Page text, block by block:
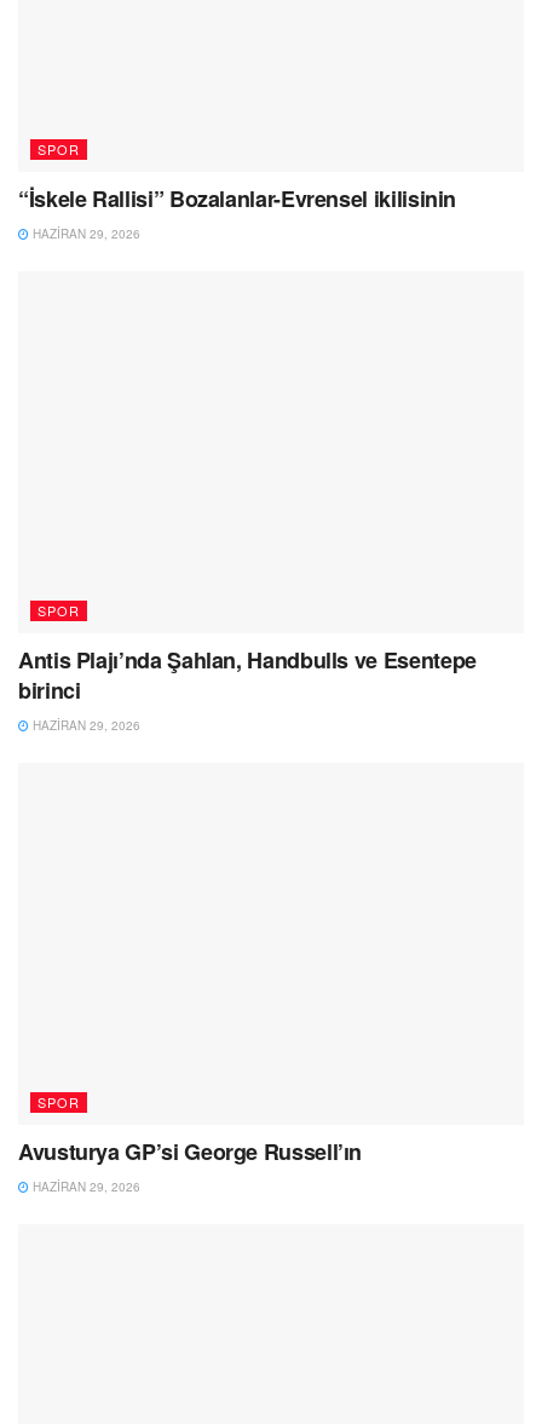
SPOR
“İskele Rallisi” Bozalanlar-Evrensel ikilisinin
HAZIRAN 29, 2026
SPOR
Antis Plajı’nda Şahlan, Handbulls ve Esentepe
birinci
HAZIRAN 29, 2026
SPOR
Avusturya GP’si George Russell’ın
HAZIRAN 29, 2026